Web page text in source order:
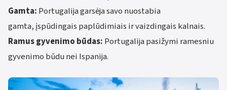
Gamta: Portugalija garsėja savo nuostabia
gamta, įspūdingais paplūdimiais ir vaizdingais kalnais.
Ramus gyvenimo būdas: Portugalija pasižymi ramesniu
gyvenimo būdu nei Ispanija.